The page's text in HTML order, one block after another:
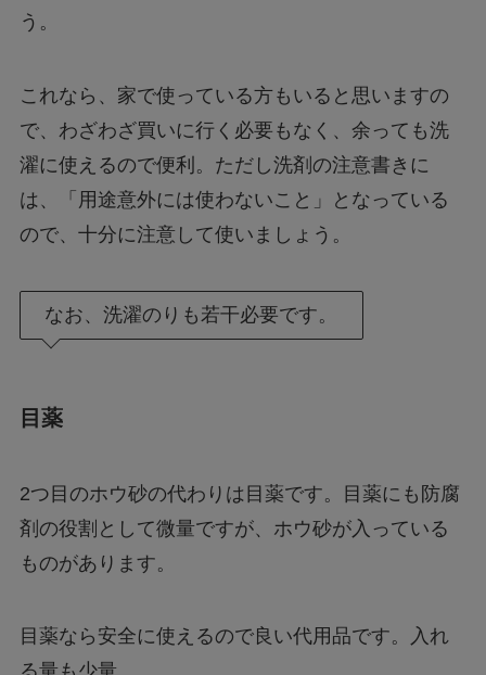
う。
これなら、家で使っている方もいると思いますの
で、わざわざ買いに行く必要もなく、余っても洗
濯に使えるので便利。ただし洗剤の注意書きに
は、「用途意外には使わないこと」となっている
ので、十分に注意して使いましょう。
なお、洗濯のりも若干必要です。
目薬
2つ目のホウ砂の代わりは目薬です。目薬にも防腐
剤の役割として微量ですが、ホウ砂が入っている
ものがあります。
目薬なら安全に使えるので良い代用品です。入れ